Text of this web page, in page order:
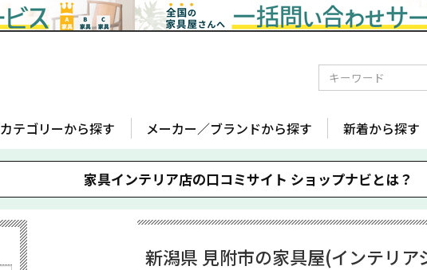
カテゴリーから探す メーカー／ブランドから探す 新着から探す
家具インテリア店の口コミサイト ショップナビとは？
新潟県 見附市の家具屋(インテリ